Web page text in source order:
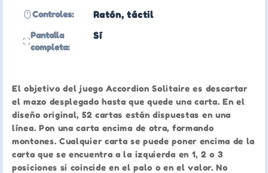
Controles: Ratón, táctil
Pantalla
completa:
Sí
El objetivo del juego Accordion Solitaire es descartar
el mazo desplegado hasta que quede una carta. En el
diseño original, 52 cartas están dispuestas en una
línea. Pon una carta encima de otra, formando
montones. Cualquier carta se puede poner encima de la
carta que se encuentra a la izquierda en 1, 2 o 3
posiciones si coincide en el palo o en el valor. No